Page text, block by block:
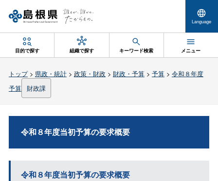
Language
目的で探す 組織で探す キーワード検索 メニュー
トップ> 県政・統計> 政策・財政 > 財政・予算> 予算> 令和８年度
予算
財政課
令和８年度当初予算の要求概要
令和８年度当初予算の要求概要